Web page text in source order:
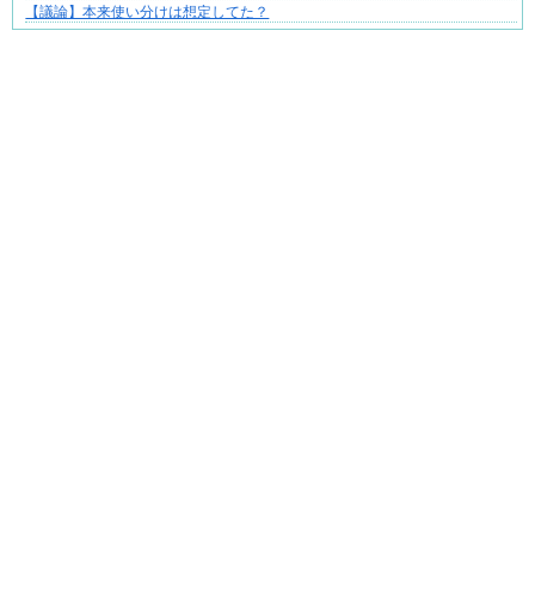
【議論】本来使い分けは想定してた？